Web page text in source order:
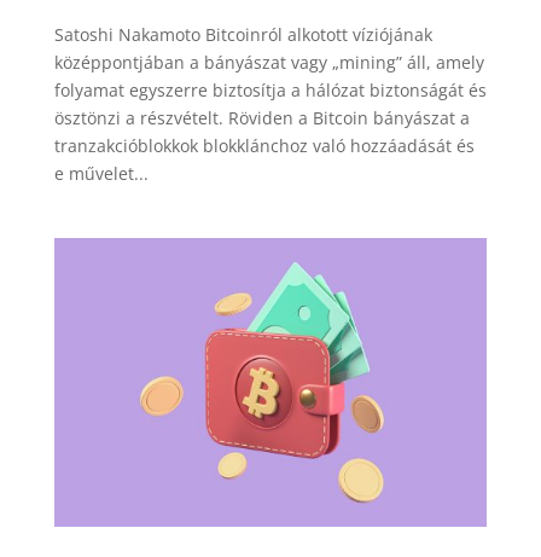
Satoshi Nakamoto Bitcoinról alkotott víziójának
középpontjában a bányászat vagy „mining” áll, amely
folyamat egyszerre biztosítja a hálózat biztonságát és
ösztönzi a részvételt. Röviden a Bitcoin bányászat a
tranzakcióblokkok blokklánchoz való hozzáadását és
e művelet...